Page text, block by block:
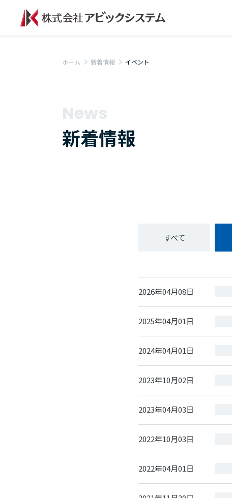
ホーム 新着情報 イベント
News
新着情報
すべて
2026年04月08日
2025年04月01日
2024年04月01日
2023年10月02日
2023年04月03日
2022年10月03日
2022年04月01日